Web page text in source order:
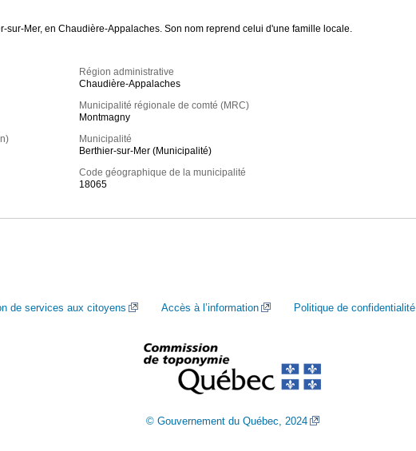
sur-Mer, en Chaudière-Appalaches. Son nom reprend celui d'une famille locale.
Région administrative
Chaudière-Appalaches
Municipalité régionale de comté (MRC)
Montmagny
Municipalité
Berthier-sur-Mer (Municipalité)
Code géographique de la municipalité
18065
de services aux citoyens Accès à l’information Politique de confidentialité
© Gouvernement du Québec, 2024